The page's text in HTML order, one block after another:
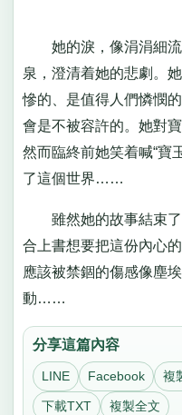
她的淚，像涓涓細流
泉，澄清着她的悲劇。
慘的、是值得人們憐憫
會是不被容許的。她對
然而臨終前她笑着喊“
了這個世界……
雖然她的故事結束了
合上書想要把這份內心
應該被禁錮的傷感像塵
動……
分享這篇內容
LINE Facebook 複
下載TXT 複製全文